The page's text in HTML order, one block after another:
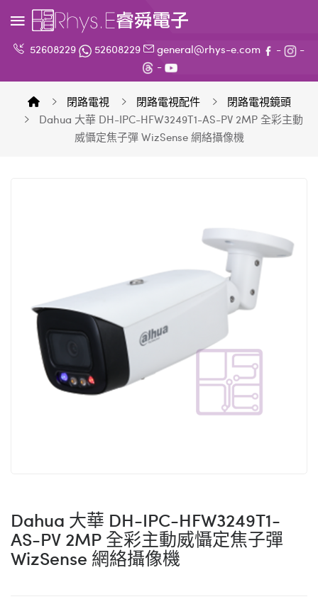
52608229 52608229 general@rhys-e.com -
-
-
閉路電視 閉路電視配件
閉路電視鏡頭
Dahua 大華 DH-IPC-HFW3249T1-AS-PV 2MP 全彩主動
威懾定焦子彈 WizSense 網絡攝像機
Dahua 大華 DH-IPC-HFW3249T1-
AS-PV 2MP 全彩主動威懾定焦子彈
WizSense 網絡攝像機